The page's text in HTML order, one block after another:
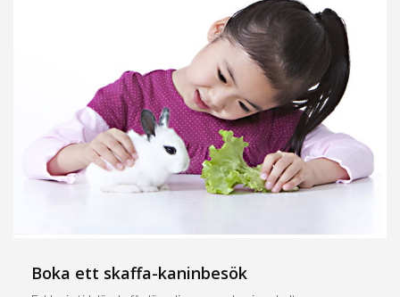
Boka ett skaffa-kaninbesök